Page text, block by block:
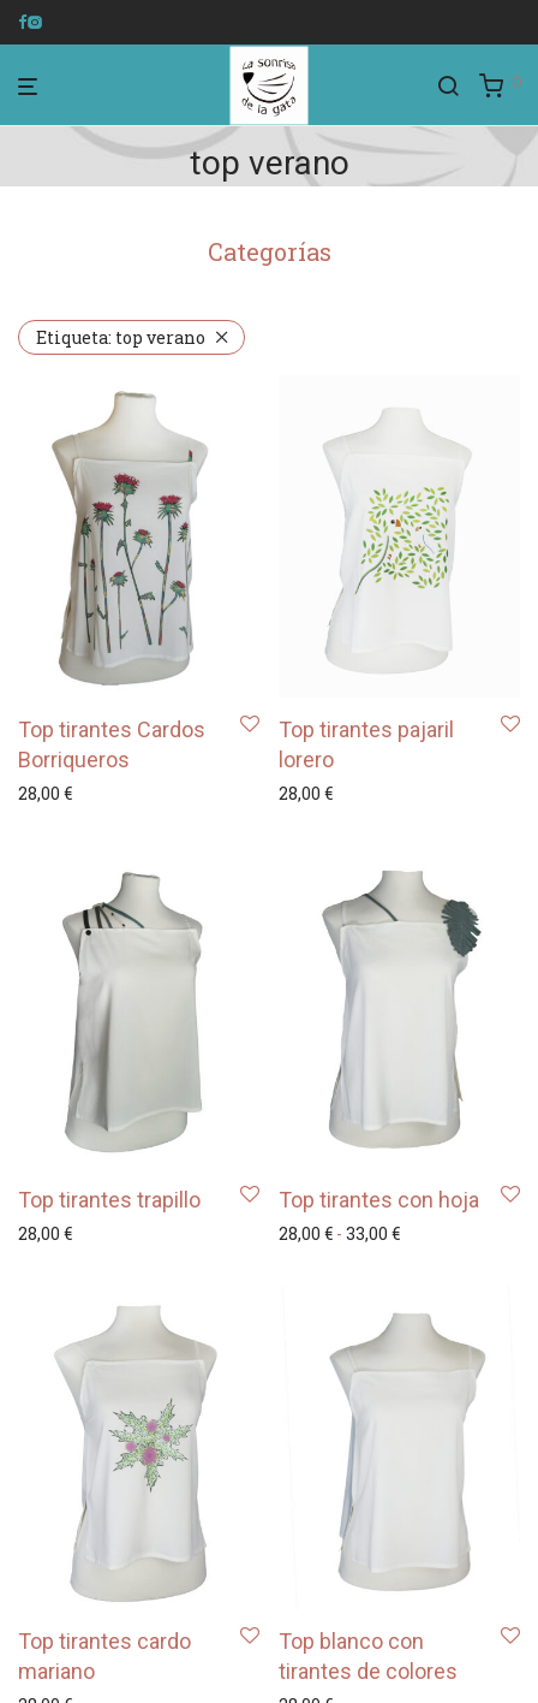
0
top verano
Categorías
Etiqueta: top verano
Top tirantes Cardos
Borriqueros
28,00 €
Top tirantes pajaril
lorero
28,00 €
Top tirantes trapillo
28,00 €
Top tirantes con hoja
28,00 € - 33,00 €Rango de
Top tirantes cardo
mariano
Top blanco con
tirantes de colores